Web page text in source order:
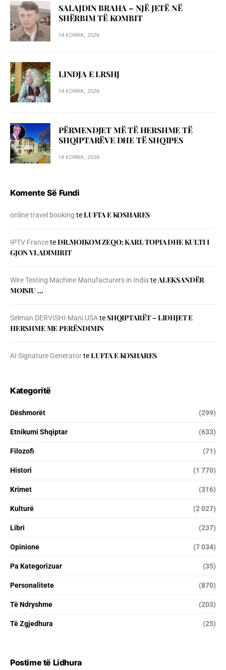
SALAJDIN BRAHA – NJЁ JETЁ NЁ
SHЁRBIM TЁ KOMBIT
14 KORRIK, 2026
LINDJA E LRSHJ
14 KORRIK, 2026
PËRMENDJET MË TË HERSHME TË
SHQIPTARËVE DHE TË SHQIPES
14 KORRIK, 2026
Komente Së Fundi
online travel booking teLUFTA E KOSHARES
IPTV FranceteDR.MOIKOM ZEQO: KARL TOPIA DHE KULTI I
GJON VLADIMIRIT
Wire Testing Machine Manufacturers in India teALEKSANDËR
MOISIU …
Selman DERVISHI-Mani USAteSHQIPTARËT – LIDHJET E
HERSHME ME PERËNDIMIN
AI Signature GeneratorteLUFTA E KOSHARES
Kategoritë
Dëshmorët (299)
Etnikumi Shqiptar (633)
Filozofi (71)
Histori (1 770)
Krimet (316)
Kulturë (2 027)
Libri (237)
Opinione (7 034)
Pa Kategorizuar (35)
Personalitete (870)
Të Ndryshme (203)
Të Zgjedhura (25)
Postime të Lidhura